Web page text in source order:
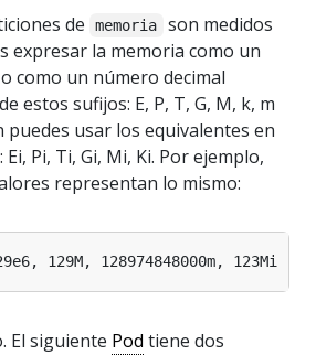
de memoria
son medidos
expresar la memoria como un
como un número decimal
estos sufijos: E, P, T, G, M, k, m
puedes usar los equivalentes en
Pi, Ti, Gi, Mi, Ki. Por ejemplo,
representan lo mismo:
El siguiente Pod tiene dos